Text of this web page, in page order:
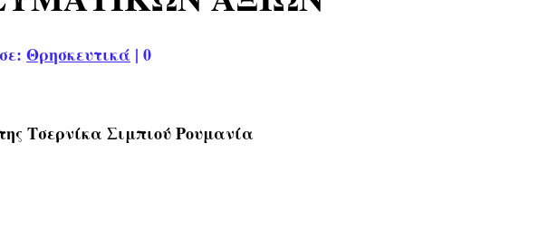
Θρησκευτικά | 0
Τσερνίκα Σιμπιού Ρουμανία